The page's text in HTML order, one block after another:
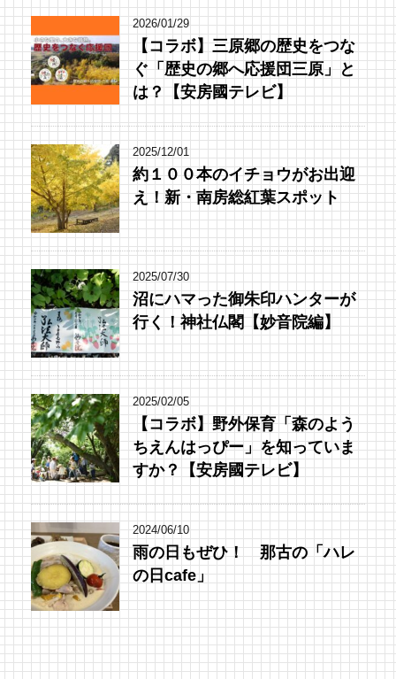
2026/01/29
【コラボ】三原郷の歴史をつな
ぐ「歴史の郷へ応援団三原」と
は？【安房國テレビ】
2025/12/01
約１００本のイチョウがお出迎
え！新・南房総紅葉スポット
2025/07/30
沼にハマった御朱印ハンターが
行く！神社仏閣【妙音院編】
2025/02/05
【コラボ】野外保育「森のよう
ちえんはっぴー」を知っていま
すか？【安房國テレビ】
2024/06/10
雨の日もぜひ！ 那古の「ハレ
の日cafe」